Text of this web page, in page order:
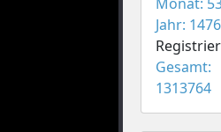
Jahr:
Gesamt:
1313764